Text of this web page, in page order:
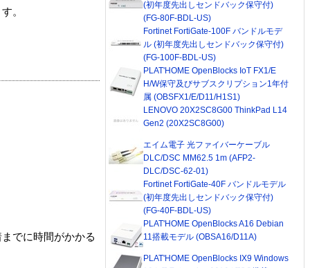
。
でに時間がかかる
(初年度先出しセンドバック保守付)
(FG-80F-BDL-US)
Fortinet FortiGate-100F バンドルモデ
ル (初年度先出しセンドバック保守付)
(FG-100F-BDL-US)
PLAT'HOME OpenBlocks IoT FX1/E
H/W保守及びサブスクリプション1年付
属 (OBSFX1/E/D11/H1S1)
LENOVO 20X2SC8G00 ThinkPad L14
Gen2 (20X2SC8G00)
エイム電子 光ファイバーケーブル
DLC/DSC MM62.5 1m (AFP2-
DLC/DSC-62-01)
Fortinet FortiGate-40F バンドルモデル
(初年度先出しセンドバック保守付)
(FG-40F-BDL-US)
PLAT'HOME OpenBlocks A16 Debian
11搭載モデル (OBSA16/D11A)
PLAT'HOME OpenBlocks IX9 Windows